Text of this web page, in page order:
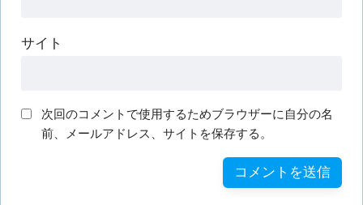
サイト
次回のコメントで使用するためブラウザーに自分の名
前、メールアドレス、サイトを保存する。